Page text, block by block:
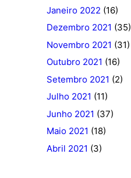
Janeiro 2022 (16)
Dezembro 2021 (35)
Novembro 2021 (31)
Outubro 2021 (16)
Setembro 2021 (2)
Julho 2021 (11)
Junho 2021 (37)
Maio 2021 (18)
Abril 2021 (3)